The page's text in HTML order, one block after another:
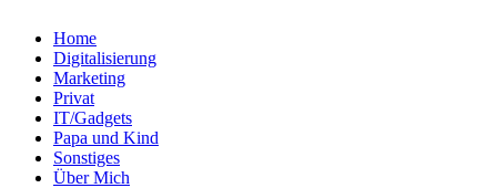
Home
Digitalisierung
Marketing
Privat
IT/Gadgets
Papa und Kind
Sonstiges
Über Mich